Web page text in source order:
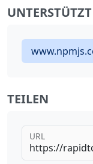
TEILEN
URL